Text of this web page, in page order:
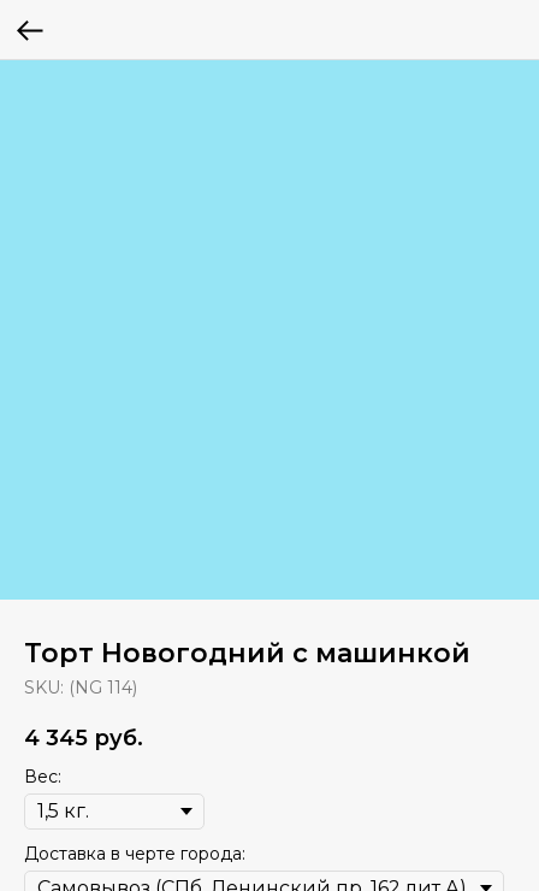
Торт Новогодний с машинкой
SKU: (NG 114)
4 345 руб.
Вес:
Доставка в черте города: